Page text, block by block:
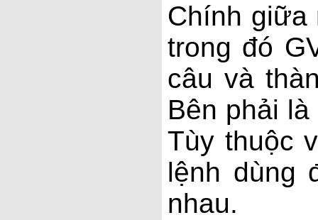
Chính giữa
trong đó
câu và
Bên phải
Tùy thuộc
lệnh dùng
nhau.